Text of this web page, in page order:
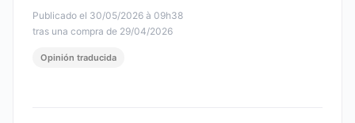
Publicado el 30/05/2026 à 09h38
tras una compra de 29/04/2026
Opinión traducida